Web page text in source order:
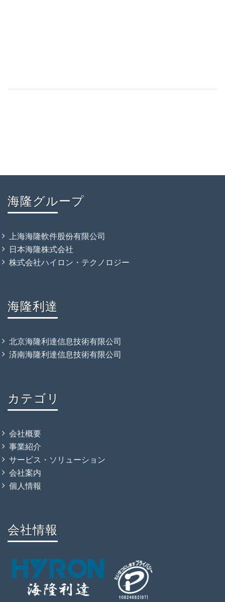
海隆グループ
上海海隆軟件股份有限公司
日本海隆株式会社
株式会社ハイロン・テクノロジー
海隆利達
北京海隆利達信息技術有限公司
済南海隆利達信息技術有限公司
カテゴリ
会社概要
事業紹介
サービス・ソリューション
会社案内
個人情報
会社情報